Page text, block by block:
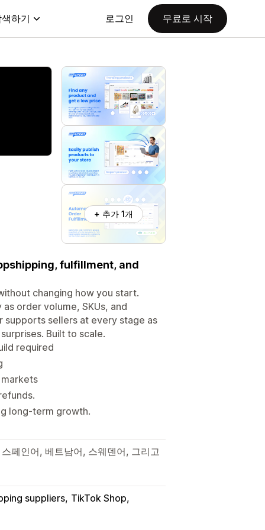
하기 로그인 무료로 시작
+ 추가 1개
fulfillment, and
changing how you start.
order volume, SKUs, and
supports sellers at every stage as
Built to scale.
required
markets
long-term growth.
페인어, 베트남어, 스웨덴어, 그리고
suppliers TikTok Shop